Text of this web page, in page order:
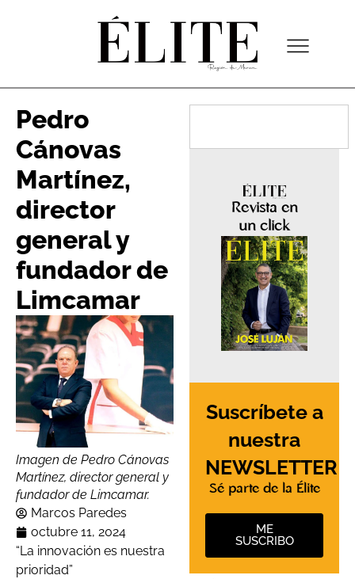
Pedro
Cánovas
Martínez,
director
general y
fundador de
Limcamar
Imagen de Pedro Cánovas
Martínez, director general y
fundador de Limcamar.
Marcos Paredes
octubre 11, 2024
“La innovación es nuestra
prioridad”
Revista en
un click
Suscríbete a
nuestra
NEWSLETTER
Sé parte de la Élite
ME
SUSCRIBO